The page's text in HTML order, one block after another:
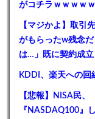
がコチラｗｗｗｗ
【マジかよ】取引
がもらったw残念
は…」既に契約成
KDDI、楽天への
【悲報】NISA民、
『NASDAQ100』